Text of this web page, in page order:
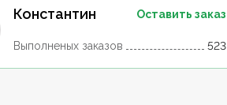
Константин Оставить заказ
Выполненых заказов 523